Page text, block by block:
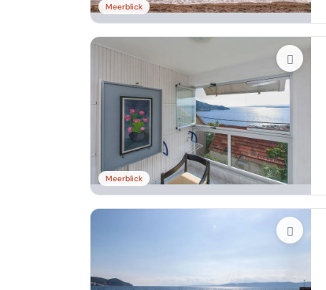
Meerblick
Meerblick